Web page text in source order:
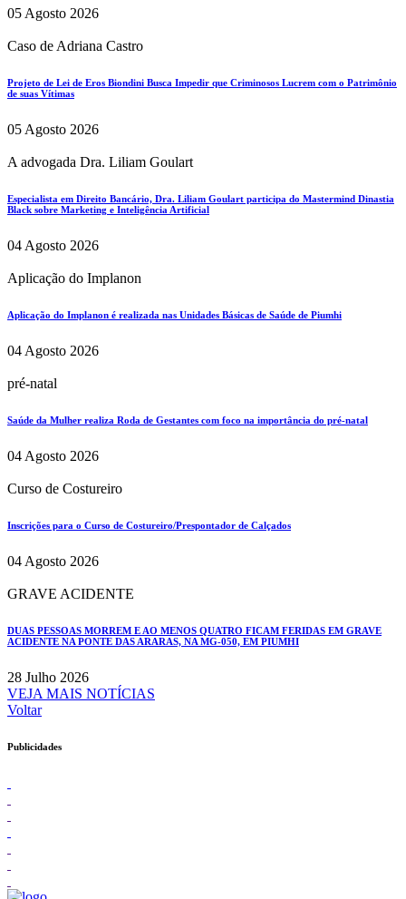
05 Agosto 2026
Caso de Adriana Castro
Projeto de Lei de Eros Biondini Busca Impedir que Criminosos Lucrem com o Patrimônio
de suas Vítimas
05 Agosto 2026
A advogada Dra. Liliam Goulart
Especialista em Direito Bancário, Dra. Liliam Goulart participa do Mastermind Dinastia
Black sobre Marketing e Inteligência Artificial
04 Agosto 2026
Aplicação do Implanon
Aplicação do Implanon é realizada nas Unidades Básicas de Saúde de Piumhi
04 Agosto 2026
pré-natal
Saúde da Mulher realiza Roda de Gestantes com foco na importância do pré-natal
04 Agosto 2026
Curso de Costureiro
Inscrições para o Curso de Costureiro/Prespontador de Calçados
04 Agosto 2026
GRAVE ACIDENTE
DUAS PESSOAS MORREM E AO MENOS QUATRO FICAM FERIDAS EM GRAVE
ACIDENTE NA PONTE DAS ARARAS, NA MG-050, EM PIUMHI
28 Julho 2026
VEJA MAIS NOTÍCIAS
Voltar
Publicidades